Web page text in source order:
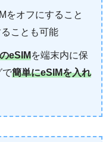
をオフにすること
ことも可能
eSIMを端末内に保
で簡単にeSIMを入れ